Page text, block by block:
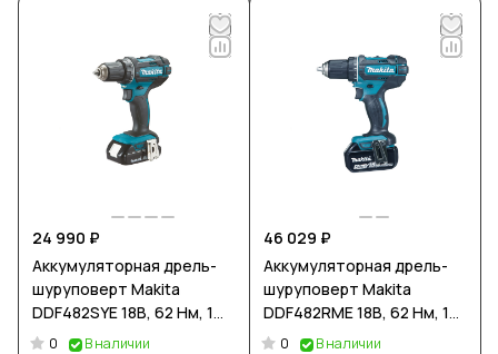
24 990 ₽
Аккумуляторная дрель-
шуруповерт Makita
DDF482SYE 18В, 62 Нм, 1
900 об/мин
0
В наличии
46 029 ₽
Аккумуляторная дрель-
шуруповерт Makita
DDF482RME 18В, 62 Нм, 1
900 об/мин
0
В наличии